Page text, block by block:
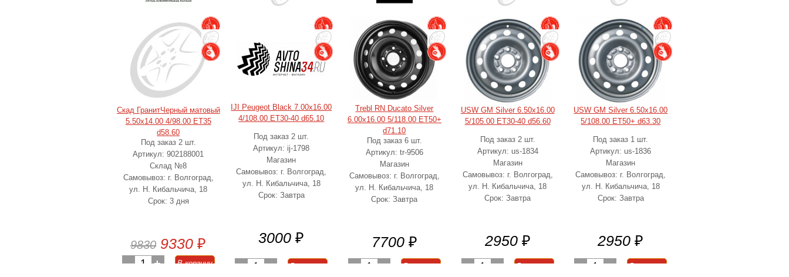
Скад ГранитЧерный матовый
5.50x14.00 4/98.00 ET35
d58.60
Под заказ 2 шт.
Артикул: 902188001
Склад №8
Самовывоз: г. Волгоград,
ул. Н. Кибальчича, 18
Срок: 3 дня
9830 9330 ₽
- 1 + В корзину
IJI Peugeot Black 7.00x16.00
4/108.00 ET30-40 d65.10
Под заказ 2 шт.
Артикул: ij-1798
Магазин
Самовывоз: г. Волгоград,
ул. Н. Кибальчича, 18
Срок: Завтра
3000 ₽
- 1 + В корзину
Trebl RN Ducato Silver
6.00x16.00 5/118.00 ET50+
d71.10
Под заказ 6 шт.
Артикул: tr-9506
Магазин
Самовывоз: г. Волгоград,
ул. Н. Кибальчича, 18
Срок: Завтра
7700 ₽
- 1 + В корзину
USW GM Silver 6.50x16.00
5/105.00 ET30-40 d56.60
Под заказ 2 шт.
Артикул: us-1834
Магазин
Самовывоз: г. Волгоград,
ул. Н. Кибальчича, 18
Срок: Завтра
2950 ₽
- 1 + В корзину
USW GM Silver 6.50x16.00
5/108.00 ET50+ d63.30
Под заказ 1 шт.
Артикул: us-1836
Магазин
Самовывоз: г. Волгоград,
ул. Н. Кибальчича, 18
Срок: Завтра
2950 ₽
- 1 + В корзину